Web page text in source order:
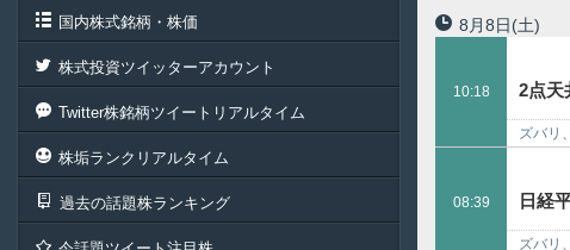
国内株式銘柄・株価
株式投資ツイッターアカウント
Twitter株銘柄ツイートリアルタイム
株垢ランクリアルタイム
過去の話題株ランキング
8月8日(土)
10:18 2点天
ズバリ
08:39 日経
ズバリ